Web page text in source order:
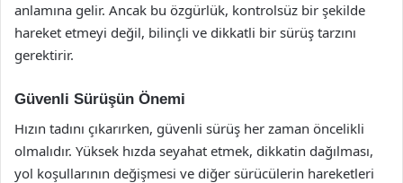
anlamına gelir. Ancak bu özgürlük, kontrolsüz bir şekilde
hareket etmeyi değil, bilinçli ve dikkatli bir sürüş tarzını
gerektirir.
Güvenli Sürüşün Önemi
Hızın tadını çıkarırken, güvenli sürüş her zaman öncelikli
olmalıdır. Yüksek hızda seyahat etmek, dikkatin dağılması,
yol koşullarının değişmesi ve diğer sürücülerin hareketleri